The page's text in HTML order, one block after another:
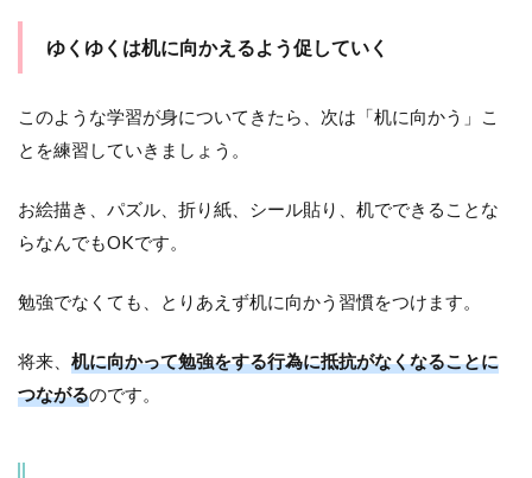
ゆくゆくは机に向かえるよう促していく
このような学習が身についてきたら、次は「机に向かう」こ
とを練習していきましょう。
お絵描き、パズル、折り紙、シール貼り、机でできることな
らなんでもOKです。
勉強でなくても、とりあえず机に向かう習慣をつけます。
将来、 机に向かって勉強をする行為に抵抗がなくなることに
つながるのです。